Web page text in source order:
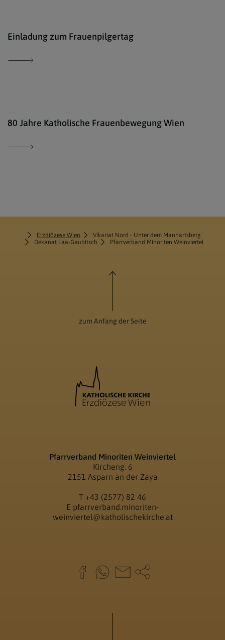
Einladung zum Frauenpilgertag
80 Jahre Katholische Frauenbewegung Wien
Erzdiözese Wien
Vikariat Nord - Unter dem Manhartsberg
Dekanat Laa-Gaubitsch
Pfarrverband Minoriten Weinviertel
zum Anfang der Seite
Pfarrverband Minoriten Weinviertel
Kircheng. 6
2151 Asparn an der Zaya
T +43 (2577) 82 46
E pfarrverband.minoriten-
weinviertel@katholischekirche.at